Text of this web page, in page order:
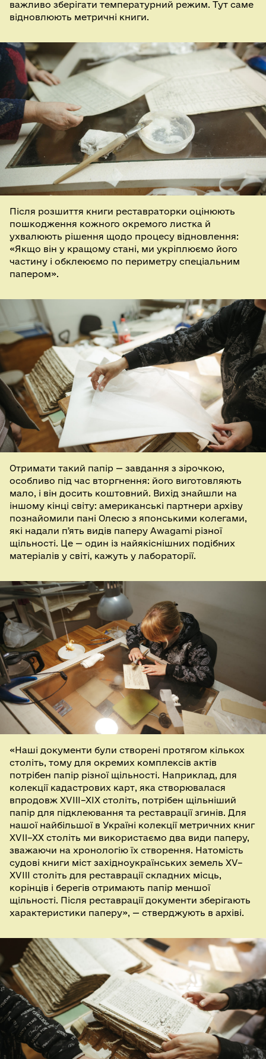
важливо зберігати температурний режим. Тут саме
відновлюють метричні книги.
Після розшиття книги реставраторки оцінюють
пошкодження кожного окремого листка й
ухвалюють рішення щодо процесу відновлення:
«Якщо він у кращому стані, ми укріплюємо його
частину і обклеюємо по периметру спеціальним
папером».
Отримати такий папір — завдання з зірочкою,
особливо під час вторгнення: його виготовляють
мало, і він досить коштовний. Вихід знайшли на
іншому кінці світу: американські партнери архіву
познайомили пані Олесю з японськими колегами,
які надали пʼять видів паперу Awagami різної
щільності. Це — один із найякіснішних подібних
матеріалів у світі, кажуть у лабораторії.
«Наші документи були створені протягом кількох
століть, тому для окремих комплексів актів
потрібен папір різної щільності. Наприклад, для
колекції кадастрових карт, яка створювалася
впродовж XVIII–XIX століть, потрібен щільніший
папір для підклеювання та реставрації згинів. Для
нашої найбільшої в Україні колекції метричних книг
XVII–XX століть ми використаємо два види паперу,
зважаючи на хронологію їх створення. Натомість
судові книги міст західноукраїнських земель XV–
XVIII століть для реставрації складних місць,
корінців і берегів отримають папір меншої
щільності. Після реставрації документи зберігають
характеристики паперу», — стверджують в архіві.